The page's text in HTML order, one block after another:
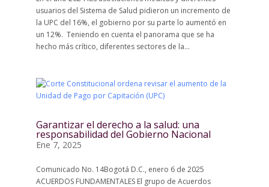
usuarios del Sistema de Salud pidieron un incremento de
la UPC del 16%, el gobierno por su parte lo aumentó en
un 12%. Teniendo en cuenta el panorama que se ha
hecho más crítico, diferentes sectores de la...
Garantizar el derecho a la salud: una
responsabilidad del Gobierno Nacional
Ene 7, 2025
Comunicado No. 14Bogotá D.C., enero 6 de 2025
ACUERDOS FUNDAMENTALES El grupo de Acuerdos